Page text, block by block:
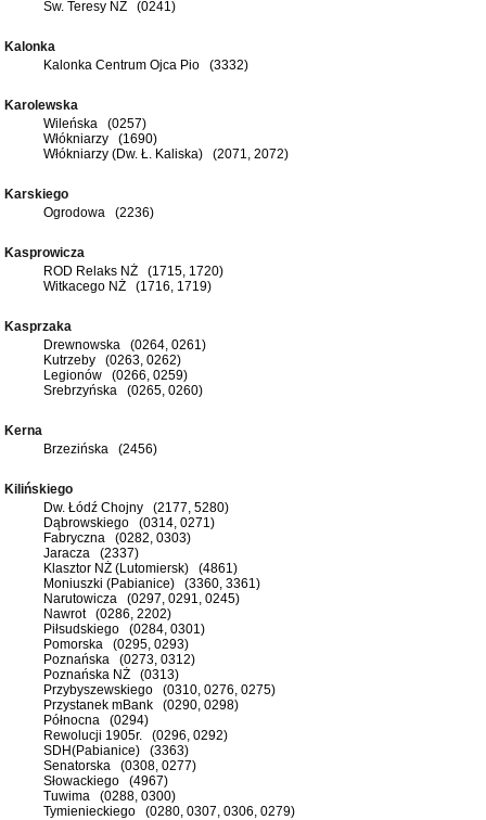
Św. Teresy NŻ (0241)
Kalonka
Kalonka Centrum Ojca Pio (3332)
Karolewska
Wileńska (0257)
Włókniarzy (1690)
Włókniarzy (Dw. Ł. Kaliska) (2071, 2072)
Karskiego
Ogrodowa (2236)
Kasprowicza
ROD Relaks NŻ (1715, 1720)
Witkacego NŻ (1716, 1719)
Kasprzaka
Drewnowska (0264, 0261)
Kutrzeby (0263, 0262)
Legionów (0266, 0259)
Srebrzyńska (0265, 0260)
Kerna
Brzezińska (2456)
Kilińskiego
Dw. Łódź Chojny (2177, 5280)
Dąbrowskiego (0314, 0271)
Fabryczna (0282, 0303)
Jaracza (2337)
Klasztor NŻ (Lutomiersk) (4861)
Moniuszki (Pabianice) (3360, 3361)
Narutowicza (0297, 0291, 0245)
Nawrot (0286, 2202)
Piłsudskiego (0284, 0301)
Pomorska (0295, 0293)
Poznańska (0273, 0312)
Poznańska NŻ (0313)
Przybyszewskiego (0310, 0276, 0275)
Przystanek mBank (0290, 0298)
Północna (0294)
Rewolucji 1905r. (0296, 0292)
SDH(Pabianice) (3363)
Senatorska (0308, 0277)
Słowackiego (4967)
Tuwima (0288, 0300)
Tymienieckiego (0280, 0307, 0306, 0279)